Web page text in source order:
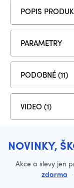
POPIS
PARAMETRY
PODOBNÉ (11)
VIDEO (1)
NOVINKY,
Akce a slevy jen
zdarma ·